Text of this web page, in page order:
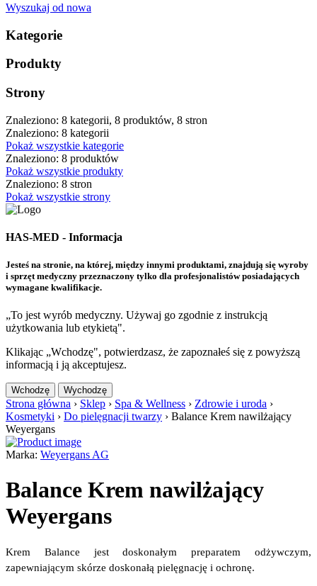
Wyszukaj od nowa
Kategorie
Produkty
Strony
Znaleziono: 8 kategorii, 8 produktów, 8 stron
Znaleziono: 8 kategorii
Pokaż wszystkie kategorie
Znaleziono: 8 produktów
Pokaż wszystkie produkty
Znaleziono: 8 stron
Pokaż wszystkie strony
HAS-MED - Informacja
Jesteś na stronie, na której, między innymi produktami, znajdują się wyroby
i sprzęt medyczny przeznaczony tylko dla profesjonalistów posiadających
wymagane kwalifikacje.
„To jest wyrób medyczny. Używaj go zgodnie z instrukcją
użytkowania lub etykietą".
Klikając „Wchodzę", potwierdzasz, że zapoznałeś się z powyższą
informacją i ją akceptujesz.
Wchodzę Wychodzę
Strona główna › Sklep › Spa & Wellness › Zdrowie i uroda ›
Kosmetyki › Do pielęgnacji twarzy › Balance Krem nawilżający
Weyergans
Marka: Weyergans AG
Balance Krem nawilżający
Weyergans
Krem Balance jest doskonałym preparatem odżywczym,
zapewniającym skórze doskonałą pielęgnację i ochronę.